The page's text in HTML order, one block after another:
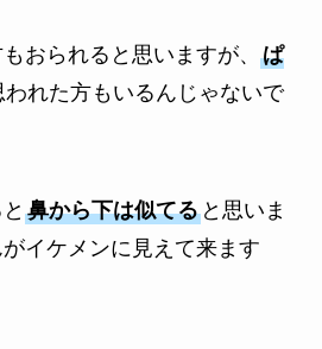
おられると思いますが、 ぱ
われた方もいるんじゃないで
鼻から下は似てると思いま
イケメンに見えて来ます